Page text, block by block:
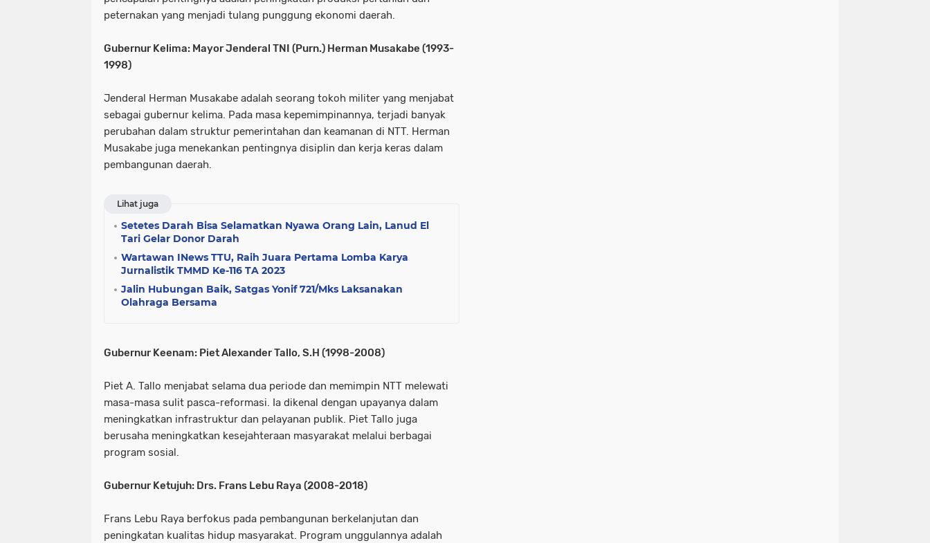
peternakan yang menjadi tulang punggung ekonomi daerah.
Gubernur Kelima: Mayor Jenderal TNI (Purn.) Herman Musakabe (1993-
1998)
Jenderal Herman Musakabe adalah seorang tokoh militer yang menjabat
sebagai gubernur kelima. Pada masa kepemimpinannya, terjadi banyak
perubahan dalam struktur pemerintahan dan keamanan di NTT. Herman
Musakabe juga menekankan pentingnya disiplin dan kerja keras dalam
pembangunan daerah.
Lihat juga
Setetes Darah Bisa Selamatkan Nyawa Orang Lain, Lanud El
Tari Gelar Donor Darah
Wartawan INews TTU, Raih Juara Pertama Lomba Karya
Jurnalistik TMMD Ke-116 TA 2023
Jalin Hubungan Baik, Satgas Yonif 721/Mks Laksanakan
Olahraga Bersama
Gubernur Keenam: Piet Alexander Tallo, S.H (1998-2008)
Piet A. Tallo menjabat selama dua periode dan memimpin NTT melewati
masa-masa sulit pasca-reformasi. Ia dikenal dengan upayanya dalam
meningkatkan infrastruktur dan pelayanan publik. Piet Tallo juga
berusaha meningkatkan kesejahteraan masyarakat melalui berbagai
program sosial.
Gubernur Ketujuh: Drs. Frans Lebu Raya (2008-2018)
Frans Lebu Raya berfokus pada pembangunan berkelanjutan dan
peningkatan kualitas hidup masyarakat. Program unggulannya adalah